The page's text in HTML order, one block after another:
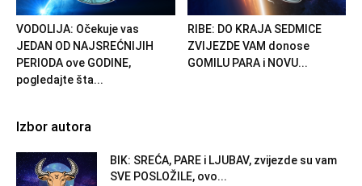
VODOLIJA: Očekuje vas
JEDAN OD NAJSREĆNIJIH
PERIODA ove GODINE,
pogledajte šta...
RIBE: DO KRAJA SEDMICE
ZVIJEZDE VAM donose
GOMILU PARA i NOVU...
Izbor autora
BIK: SREĆA, PARE i LJUBAV, zvijezde su vam
SVE POSLOŽILE, ovo...